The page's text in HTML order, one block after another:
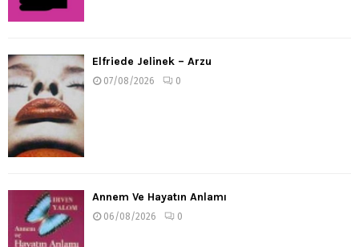
Elfriede Jelinek – Arzu
07/08/2026 0
Annem Ve Hayatın Anlamı
06/08/2026 0